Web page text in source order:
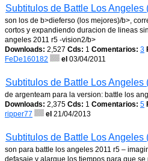
Subtitulos de Battle Los Angeles
son los de b>dieferso (los mejores)/b>,
cortos y expandiendo duracion de lineas
angeles 2011 r5 -vision2/b>
Downloads: 2,527 Cds: 1 Comentarios: 3
FeDe160182
el 03/04/2011
Subtitulos de Battle Los Angeles
de argenteam para la version: battle los
Downloads: 2,375 Cds: 1 Comentarios: 5
ripper77
el 21/04/2013
Subtitulos de Battle Los Angeles
son para battle los angeles 2011 r5 –
defasaje y alargue los tiempos para que